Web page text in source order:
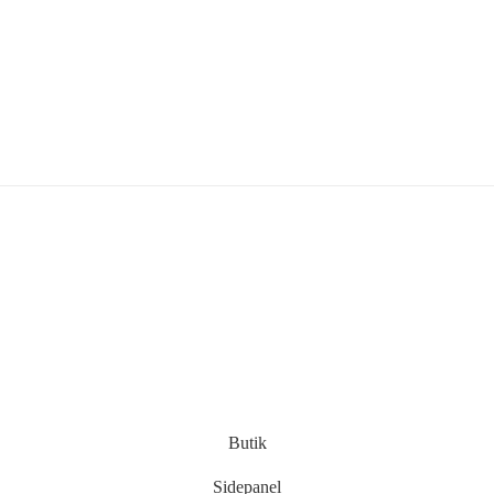
Butik
Sidepanel